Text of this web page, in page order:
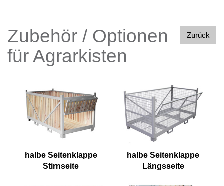
Zurück
Zubehör / Optionen
für Agrarkisten
halbe Seitenklappe
Stirnseite
halbe Seitenklappe
Längsseite